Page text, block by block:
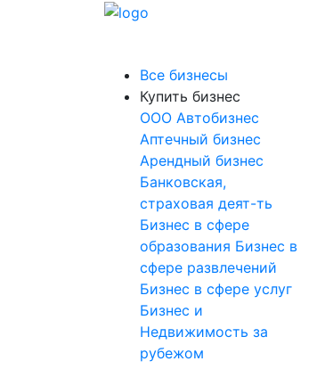
Все бизнесы
Купить бизнес
OOO Автобизнес
Аптечный бизнес
Арендный бизнес
Банковская,
страховая деят-ть
Бизнес в сфере
образования Бизнес в
сфере развлечений
Бизнес в сфере услуг
Бизнес и
Недвижимость за
рубежом